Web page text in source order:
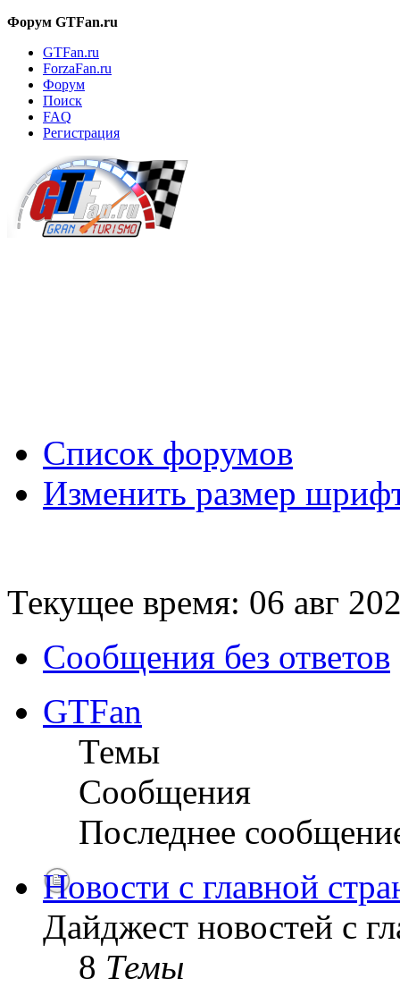
Форум GTFan.ru
GTFan.ru
ForzaFan.ru
Форум
Поиск
FAQ
Регистрация
Список форумов
Изменить размер
Текущее время: 06 авг
Сообщения без ответов
GTFan
Темы
Сообщения
Последнее
Новости с главной
Дайджест новостей с
8 Темы